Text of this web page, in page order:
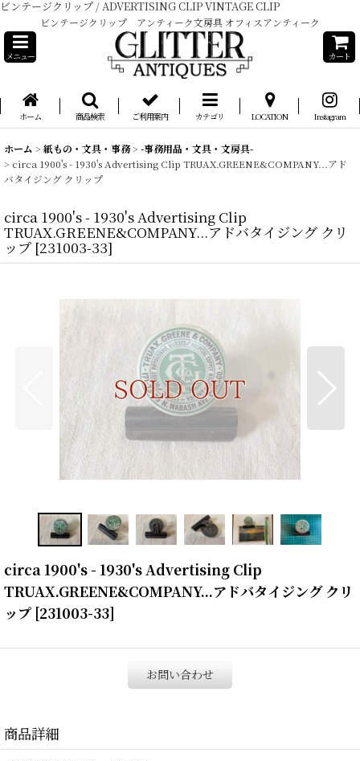
ビンテージクリップ / ADVERTISING CLIP VINTAGE CLIP
ビンテージクリップ アンティーク文房具 オフィスアンティーク
メニュー カート
ホーム 商品検索 ご利用案内 カテゴリ LOCATION Instagram
ホーム > 紙もの・文具・事務> -事務用品・文具・文房具-
> circa 1900's - 1930's Advertising Clip TRUAX.GREENE&COMPANY...アド
バタイジング クリップ
circa 1900's - 1930's Advertising Clip
TRUAX.GREENE&COMPANY...アドバタイジング クリ
ップ [231003-33]
circa 1900's - 1930's Advertising Clip
TRUAX.GREENE&COMPANY...アドバタイジング クリ
ップ [231003-33]
お問い合わせ
商品詳細